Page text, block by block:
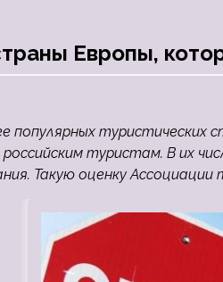
Европы,
популярных туристических
российским туристам. В их
Такую оценку